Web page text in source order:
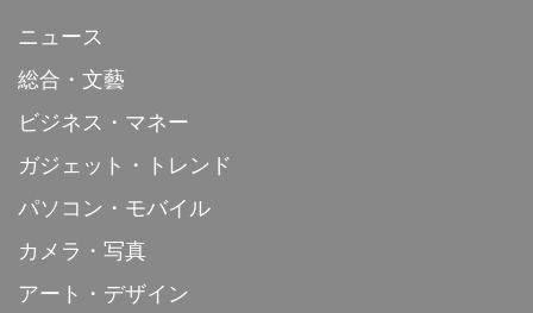
ニュース
総合・文藝
ビジネス・マネー
ガジェット・トレンド
パソコン・モバイル
カメラ・写真
アート・デザイン